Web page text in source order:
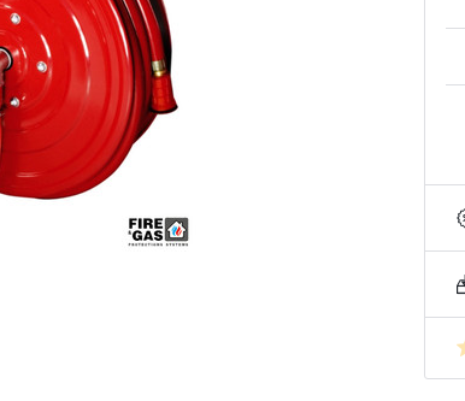
GAŚNICE DO KOMPUTERA
GAŚNICE DO ELEKTRONIKI
GAŚNICE DO WARSZTATU